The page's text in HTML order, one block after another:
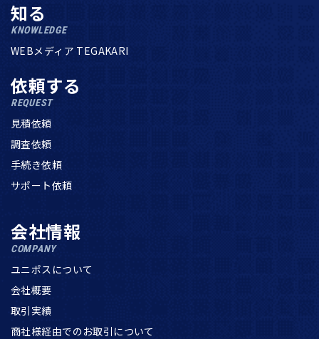
知る
KNOWLEDGE
WEBメディア TEGAKARI
依頼する
REQUEST
見積依頼
調査依頼
手続き依頼
サポート依頼
会社情報
COMPANY
ユニポスについて
会社概要
取引実績
商社様経由でのお取引について